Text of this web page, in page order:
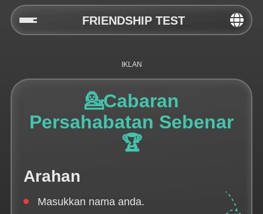
FRIENDSHIP TEST
Privacy
FAQ's
💁Cabaran
Persahabatan Sebenar
🏆
Arahan
Masukkan nama anda.